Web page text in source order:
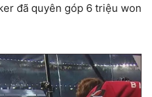
đã quyên góp 6 triệu won